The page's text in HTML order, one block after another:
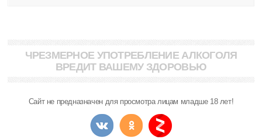
ЧРЕЗМЕРНОЕ УПОТРЕБЛЕНИЕ АЛКОГОЛЯ
ВРЕДИТ ВАШЕМУ ЗДОРОВЬЮ
Сайт не предназначен для просмотра лицам младше 18 лет!